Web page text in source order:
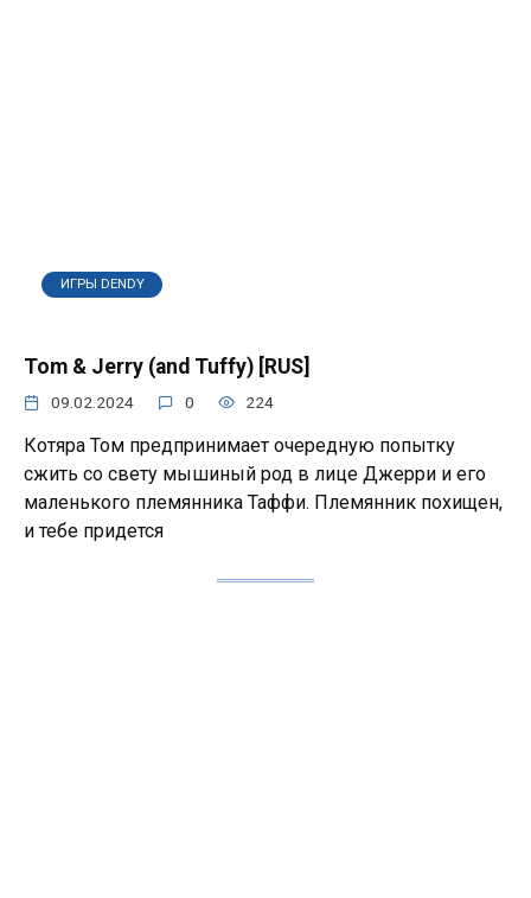
ИГРЫ DENDY
Tom & Jerry (and Tuffy) [RUS]
09.02.2024 0 224
Котяра Том предпринимает очередную попытку
сжить со свету мышиный род в лице Джерри и его
маленького племянника Таффи. Племянник похищен,
и тебе придется